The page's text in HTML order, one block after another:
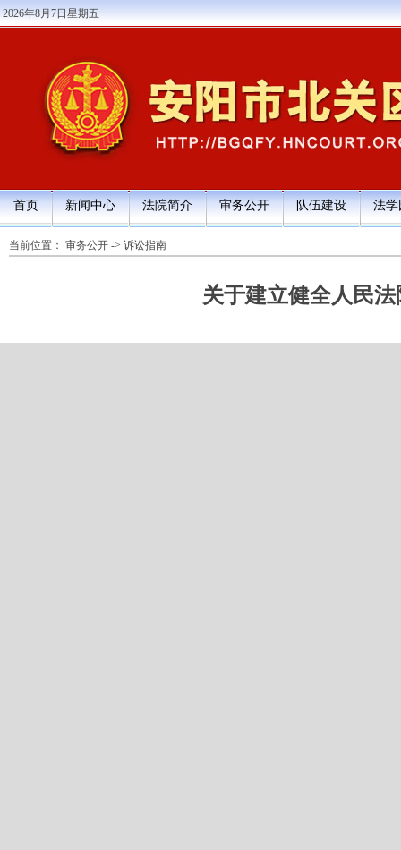
2026年8月7日星期五
首页 新闻中心 法院简介 审务公开 队伍建设 法学
当前位置： 审务公开 -> 诉讼指南
关于建立健全人民